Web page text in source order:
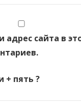
сайта в
+ пять ?